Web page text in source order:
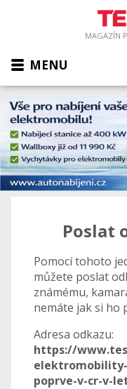
MAGAZÍN
MENU
Poslat
Pomocí tohoto
můžete poslat
známému,
nemáte jak si ho
Adresa odkazu:
https://
poprve-v-cr-v-